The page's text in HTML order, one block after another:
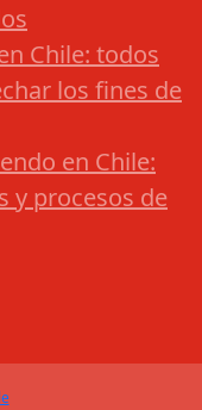
Chile: todos
los fines de
en Chile:
y procesos de